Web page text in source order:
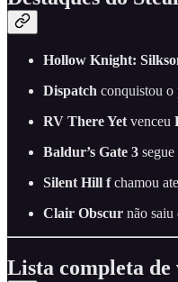
Hollow Knight:
Dispatch conquistou o
RV There Yet venceu
Baldur’s Gate 3
Silent Hill fchamou
Clair Obscur não saiu
Lista completa de